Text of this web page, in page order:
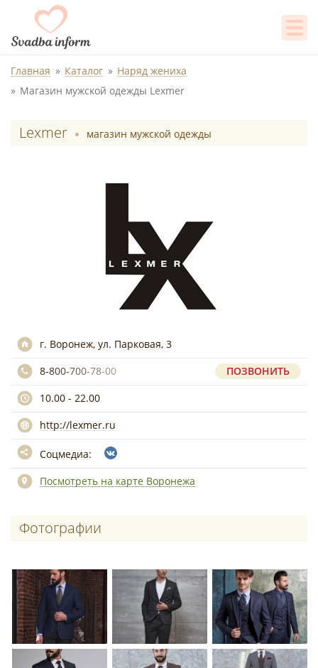
Главная Каталог
Наряд жениха
Магазин мужской одежды Lexmer
Lexmer магазин мужской одежды
г. Воронеж, ул. Парковая, 3
8-800-700-78-00
ПОЗВОНИТЬ
10.00 - 22.00
http://lexmer.ru
Соцмедиа:
Посмотреть на карте Воронежа
Фотографии